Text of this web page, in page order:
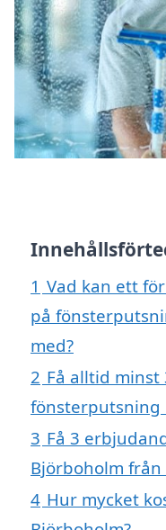
1 Vad kan ett
på
med?
2 Få alltid
fönsterputsning
3 Få 3
Björboholm
4 Hur mycket